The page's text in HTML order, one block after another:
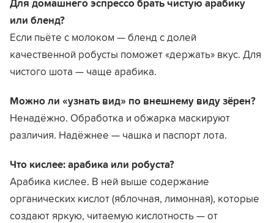
Для домашнего эспрессо брать чистую арабику
или бленд?
Если пьёте с молоком — бленд с долей
качественной робусты поможет «держать» вкус. Для
чистого шота — чаще арабика.
Можно ли «узнать вид» по внешнему виду зёрен?
Ненадёжно. Обработка и обжарка маскируют
различия. Надёжнее — чашка и паспорт лота.
Что кислее: арабика или робуста?
Арабика кислее. В ней выше содержание
органических кислот (яблочная, лимонная), которые
создают яркую, читаемую кислотность — от